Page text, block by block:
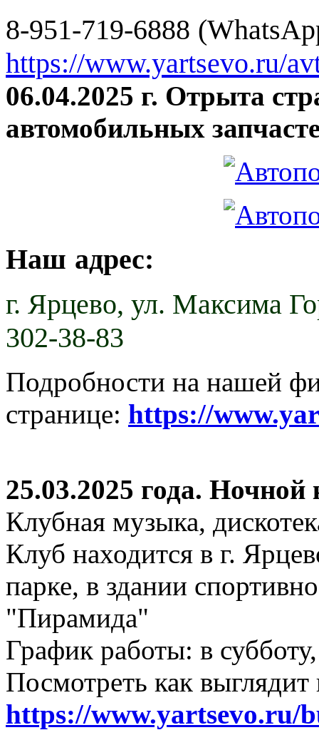
8-951-719-6888
https://www.yartsevo.ru/
06.04.2025 г. Отрыта
автомобильных
Наш адрес:
г. Ярцево, ул. Максима
302-38-83
Подробности на нашей
странице: https://
25.03.2025 года.
Клубная музыка,
Клуб находится в г.
парке, в здании
"Пирамида"
График работы: в
Посмотреть как
https://www.yartsevo.ru/